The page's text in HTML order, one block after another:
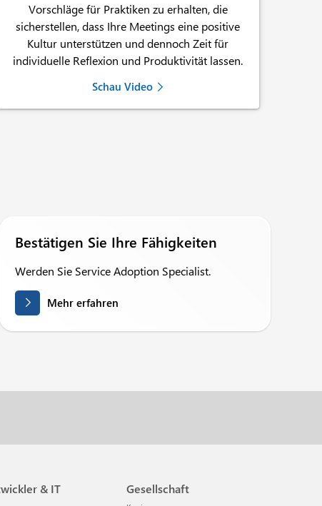
Vorschläge für Praktiken zu erhalten, die
sicherstellen, dass Ihre Meetings eine positive
Kultur unterstützen und dennoch Zeit für
individuelle Reflexion und Produktivität lassen.
Schau Video
Bestätigen Sie Ihre Fähigkeiten
Werden Sie Service Adoption Specialist.
Mehr erfahren
& IT Gesellschaft